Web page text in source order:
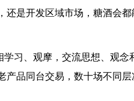
还是开发区域市场，糖酒会
学习、观摩，交流思想、观
产品同台交易，数十场不同